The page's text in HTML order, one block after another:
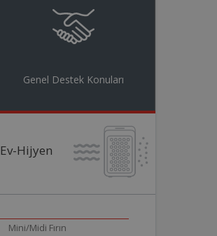
Genel Destek Konuları
Ev-Hijyen
Mini/Midi Fırın